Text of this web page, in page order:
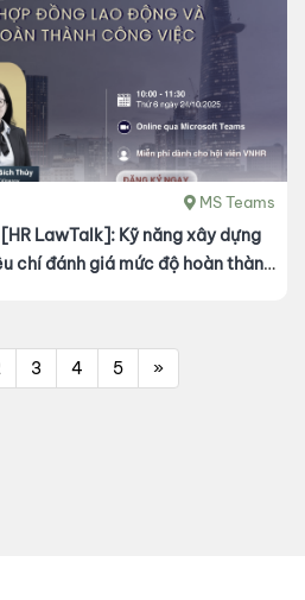
MS Teams
Kỹ năng xây dựng
chí đánh giá mức độ hoàn thành
3 4 5 »